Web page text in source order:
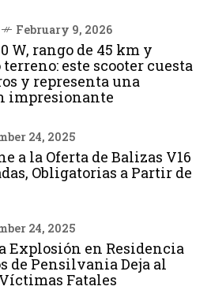
February 9, 2026
W, rango de 45 km y
terreno: este scooter cuesta
y representa una
impresionante
24, 2025
a la Oferta de Balizas V16
Obligatorias a Partir de
24, 2025
Explosión en Residencia
de Pensilvania Deja al
Fatales